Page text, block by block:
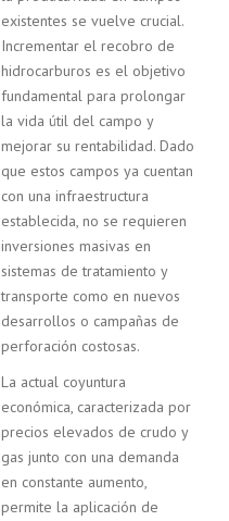
existentes se vuelve crucial.
Incrementar el recobro de
hidrocarburos es el objetivo
fundamental para prolongar
la vida útil del campo y
mejorar su rentabilidad. Dado
que estos campos ya cuentan
con una infraestructura
establecida, no se requieren
inversiones masivas en
sistemas de tratamiento y
transporte como en nuevos
desarrollos o campañas de
perforación costosas.
La actual coyuntura
económica, caracterizada por
precios elevados de crudo y
gas junto con una demanda
en constante aumento,
permite la aplicación de